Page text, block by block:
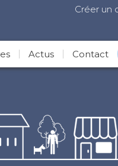
Créer un
Actus Contact